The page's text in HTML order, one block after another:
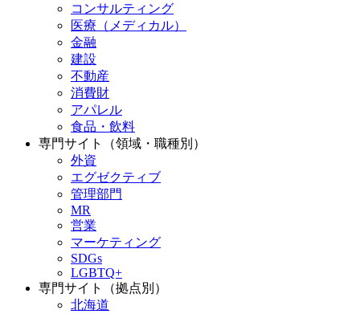
コンサルティング
医療（メディカル）
金融
建設
不動産
消費財
アパレル
食品・飲料
専門サイト（領域・職種別）
外資
エグゼクティブ
管理部門
MR
営業
マーケティング
SDGs
LGBTQ+
専門サイト（拠点別）
北海道